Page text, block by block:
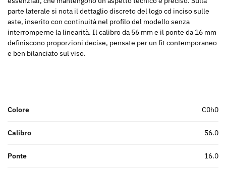
parte laterale si nota il dettaglio discreto del logo cd inciso sulle
aste, inserito con continuità nel profilo del modello senza
interromperne la linearità. Il calibro da 56 mm e il ponte da 16 mm
definiscono proporzioni decise, pensate per un fit contemporaneo
e ben bilanciato sul viso.
Colore c0h0
Calibro 56.0
Ponte 16.0